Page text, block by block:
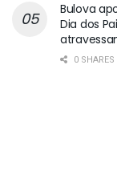
Bulova
Dia dos
0 SHARES